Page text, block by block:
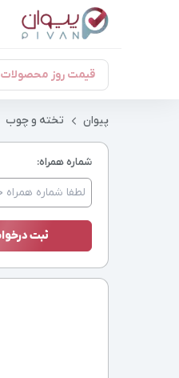
قیمت روز محصولات
پیوان تخته و چوب
شماره همراه: